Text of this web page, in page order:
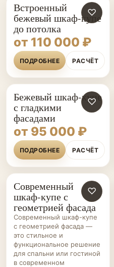
♡
Встроенный
бежевый шкаф-купе
до потолка
от 110 000 ₽
ПОДРОБНЕЕ РАСЧЁТ
♡
Бежевый шкаф-купе
с гладкими
фасадами
от 95 000 ₽
ПОДРОБНЕЕ РАСЧЁТ
ШКАФЫ-
КУПЕ НА ЗАКАЗ
♡
Современный
шкаф-купе с
геометрией фасада
Современный шкаф-купе
с геометрией фасада —
это стильное и
функциональное решение
для спальни или гостиной
в современном